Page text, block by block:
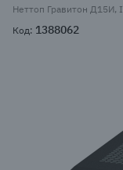
Код: 1388062